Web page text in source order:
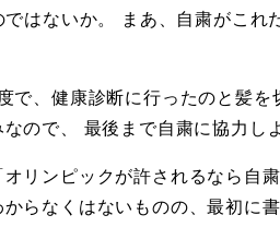
はないか。 まあ、自粛がこれ
で、健康診断に行ったのと髪を
ので、 最後まで自粛に協力し
リンピックが許されるなら自
らなくはないものの、最初に